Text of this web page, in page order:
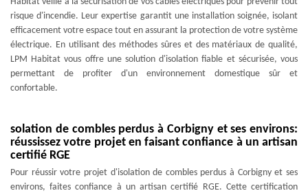
risque d'incendie. Leur expertise garantit une installation soignée, isolant
efficacement votre espace tout en assurant la protection de votre système
électrique. En utilisant des méthodes sûres et des matériaux de qualité,
LPM Habitat vous offre une solution d'isolation fiable et sécurisée, vous
permettant de profiter d'un environnement domestique sûr et
confortable.
solation de combles perdus à Corbigny et ses environs:
réussissez votre projet en faisant confiance à un artisan
certifié RGE
Pour réussir votre projet d'isolation de combles perdus à Corbigny et ses
environs, faites confiance à un artisan certifié RGE. Cette certification